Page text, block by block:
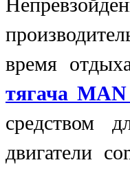
время
тягача
средством
двигатели